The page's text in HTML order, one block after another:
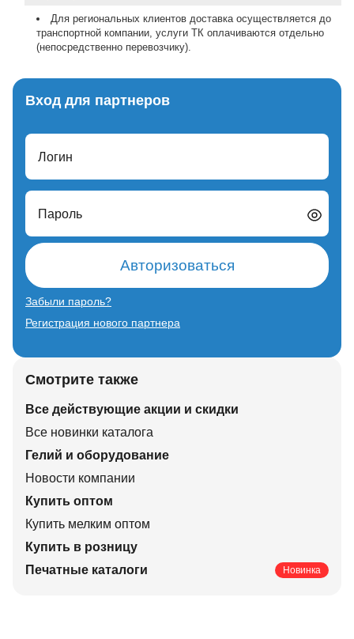
Для региональных клиентов доставка осуществляется до
транспортной компании, услуги ТК оплачиваются отдельно
(непосредственно перевозчику).
Вход для партнеров
Логин
Пароль
Авторизоваться
Забыли пароль?
Регистрация нового партнера
Смотрите также
Все действующие акции и скидки
Все новинки каталога
Гелий и оборудование
Новости компании
Купить оптом
Купить мелким оптом
Купить в розницу
Печатные каталоги
Новинка